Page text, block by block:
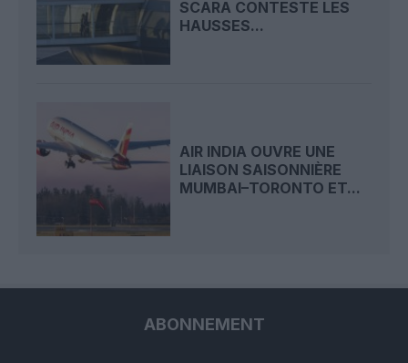
SCARA CONTESTE LES
HAUSSES...
AIR INDIA OUVRE UNE
LIAISON SAISONNIÈRE
MUMBAI–TORONTO ET...
ABONNEMENT